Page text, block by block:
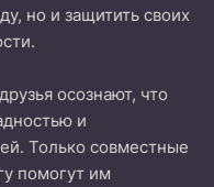
но и защитить своих
осознают, что
и
Только совместные
помогут им